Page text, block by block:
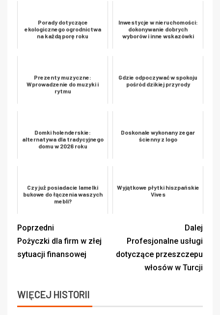
Porady dotyczące
ekologicznego ogrodnictwa
na każdą porę roku
Inwestycje w nieruchomości:
dokonywanie dobrych
wyborów i inne wskazówki
Prezenty muzyczne:
Wprowadzenie do muzyki i
rytmu
Gdzie odpoczywać w spokoju
pośród dzikiej przyrody
Domki holenderskie:
alternatywa dla tradycyjnego
domu w 2026 roku
Doskonale wykonany zegar
ścienny z logo
Czy już posiadacie lamelki
bukowe do łączenia waszych
mebli?
Wyjątkowe płytki hiszpańskie
Vives
Poprzedni
Pożyczki dla firm w złej
sytuacji finansowej
Dalej
Profesjonalne usługi
dotyczące przeszczepu
włosów w Turcji
WIĘCEJ HISTORII